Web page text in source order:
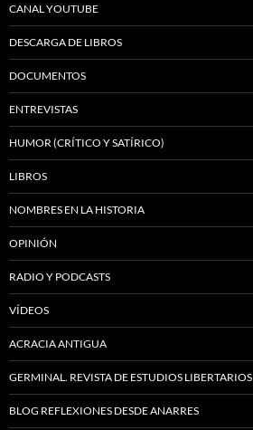
CANAL YOUTUBE
DESCARGA DE LIBROS
DOCUMENTOS
ENTREVISTAS
HUMOR (CRÍTICO Y SATÍRICO)
LIBROS
NOMBRES EN LA HISTORIA
OPINIÓN
RADIO Y PODCASTS
VÍDEOS
ACRACIA ANTIGUA
GERMINAL. REVISTA DE ESTUDIOS LIBERTARIOS
BLOG REFLEXIONES DESDE ANARRES